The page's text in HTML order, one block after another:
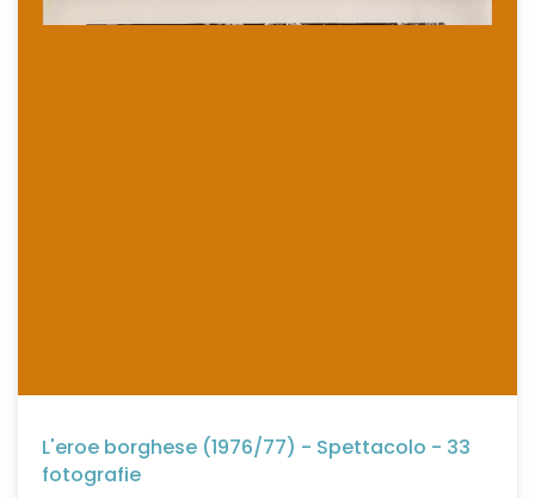
L'eroe borghese (1976/77) - Spettacolo - 33
fotografie